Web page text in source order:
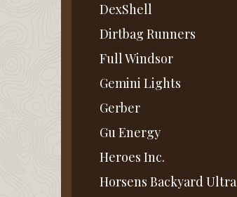
DexShell
Dirtbag Runners
Full Windsor
Gemini Lights
Gerber
Gu Energy
Heroes Inc.
Horsens Backyard Ultra